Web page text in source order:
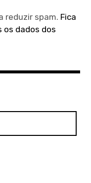
reduzir spam. Fica
os dados dos